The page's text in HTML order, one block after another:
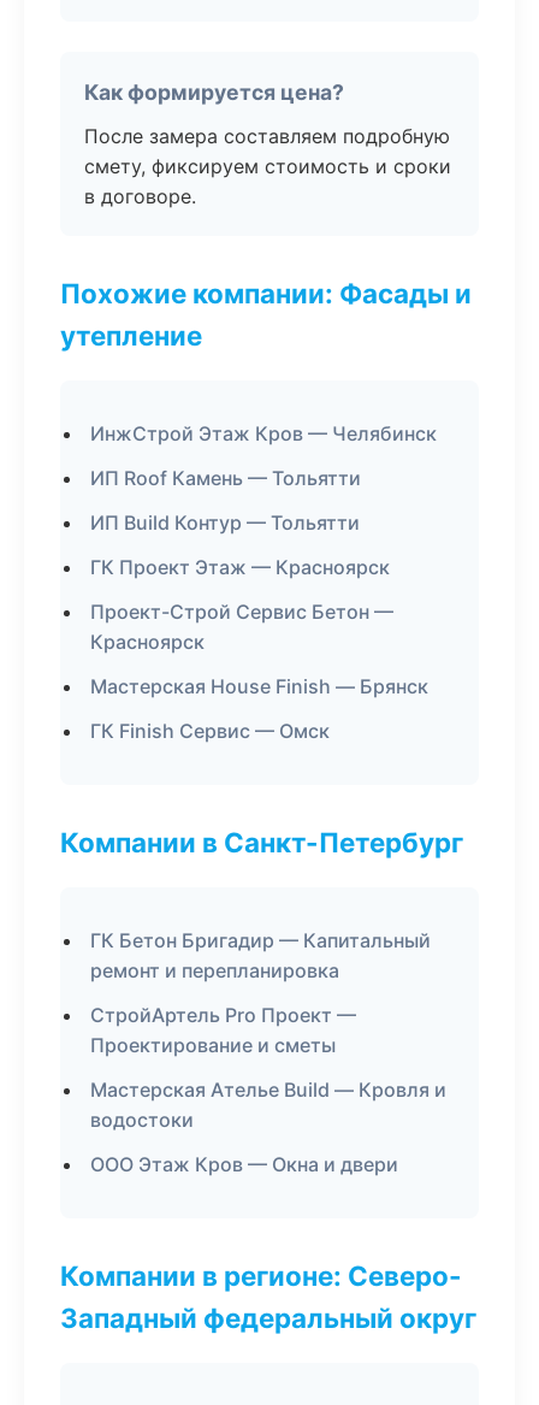
Как формируется цена?
После замера составляем подробную
смету, фиксируем стоимость и сроки
в договоре.
Похожие компании: Фасады и
утепление
ИнжСтрой Этаж Кров — Челябинск
ИП Roof Камень — Тольятти
ИП Build Контур — Тольятти
ГК Проект Этаж — Красноярск
Проект-Строй Сервис Бетон —
Красноярск
Мастерская House Finish — Брянск
ГК Finish Сервис — Омск
Компании в Санкт-Петербург
ГК Бетон Бригадир — Капитальный
ремонт и перепланировка
СтройАртель Pro Проект —
Проектирование и сметы
Мастерская Ателье Build — Кровля и
водостоки
ООО Этаж Кров — Окна и двери
Компании в регионе: Северо-
Западный федеральный округ